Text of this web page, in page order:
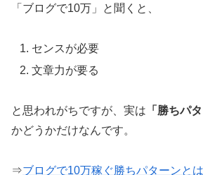
「ブログで10万」と聞くと、
センスが必要
文章力が要る
と思われがちですが、実は 「勝ちパ
かどうかだけなんです。
⇒ブログで10万稼ぐ勝ちパターンとは